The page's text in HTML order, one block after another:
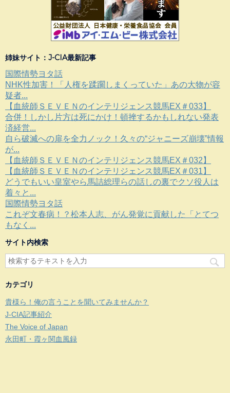
姉妹サイト：J-CIA最新記事
国際情勢ヨタ話
NHK性加害！「人権を蹂躙しまくっていた」あの大物が容
疑者...
【血統師ＳＥＶＥＮのインテリジェンス競馬EX＃033】
合併！しかし片方は死にかけ！頓挫するかもしれない発表
済経営...
自ら破滅への扉を全力ノック！久々の“ジャニーズ崩壊”情報
が...
【血統師ＳＥＶＥＮのインテリジェンス競馬EX＃032】
【血統師ＳＥＶＥＮのインテリジェンス競馬EX＃031】
どうでもいい皇室やら馬詰総理らの話しの裏でクソ役人は
着々と...
国際情勢ヨタ話
これぞ文春病！？松本人志、がん発覚に貢献した「とてつ
もなく...
サイト内検索
カテゴリ
貴様ら！俺の言うことを聞いてみませんか？
J-CIA記事紹介
The Voice of Japan
永田町・霞ヶ関血風録